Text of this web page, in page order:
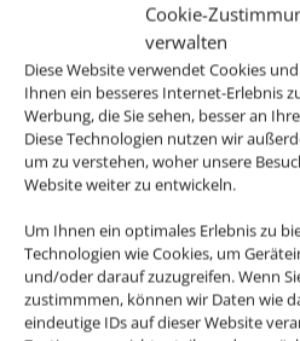
Cookie-
verwalten
Diese Website verwendet Cookies
Ihnen ein besseres Internet-Erlebnis
Werbung, die Sie sehen, besser an
Diese Technologien nutzen wir
um zu verstehen, woher unsere
Website weiter zu entwickeln.
Um Ihnen ein optimales Erlebnis zu
Technologien wie Cookies, um
und/oder darauf zuzugreifen. Wenn
zustimmmen, können wir Daten wie
eindeutige IDs auf dieser Website
Wir brauchen
Um diesen Inhalt darzustellen,
werden ggf.